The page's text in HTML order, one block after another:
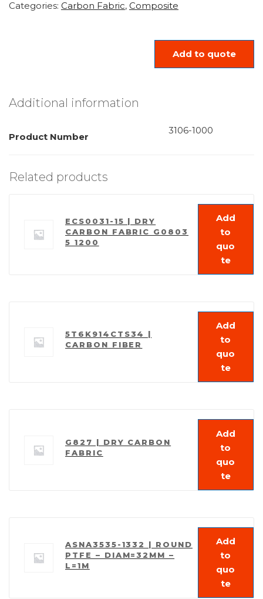
Categories: Carbon Fabric, Composite
Add to quote
Additional information
Product Number
3106-1000
Related products
ECS0031-15 | DRY
CARBON FABRIC G0803
5 1200
Add
to
quo
te
5T6K914CTS34 |
CARBON FIBER
Add
to
quo
te
G827 | DRY CARBON
FABRIC
Add
to
quo
te
ASNA3535-1332 | ROUND
PTFE – DIAM=32MM –
L=1M
Add
to
quo
te